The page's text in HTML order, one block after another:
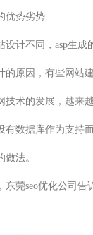
优势劣势
设计不同，asp生
的原因，有些网站
技术的发展，越来
有数据库作为支持
法。
东莞seo优化公司